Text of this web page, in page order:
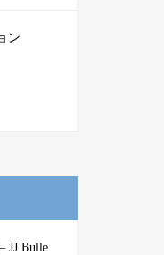
ン
JJ Bulle